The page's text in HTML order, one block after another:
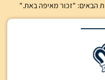
הבאים: "זכור מאיפה באת."